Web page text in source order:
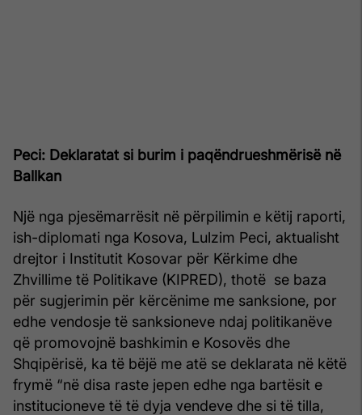
Peci: Deklaratat si burim i paqëndrueshmërisë në
Ballkan
Një nga pjesëmarrësit në përpilimin e këtij raporti,
ish-diplomati nga Kosova, Lulzim Peci, aktualisht
drejtor i Institutit Kosovar për Kërkime dhe
Zhvillime të Politikave (KIPRED), thotë se baza
për sugjerimin për kërcënime me sanksione, por
edhe vendosje të sanksioneve ndaj politikanëve
që promovojnë bashkimin e Kosovës dhe
Shqipërisë, ka të bëjë me atë se deklarata në këtë
frymë “në disa raste jepen edhe nga bartësit e
institucioneve të të dyja vendeve dhe si të tilla,